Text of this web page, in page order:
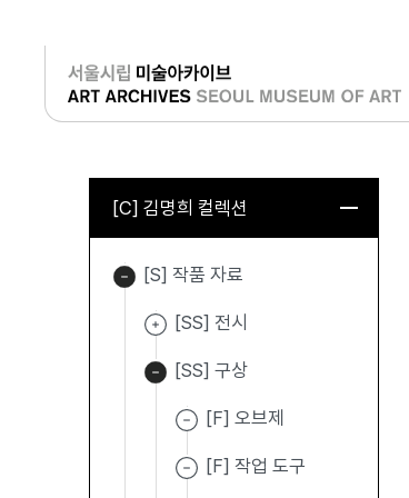
로그인
[C] 김명희 컬렉션
[S] 작품 자료
[SS] 전시
[SS] 구상
[F] 오브제
[F] 작업 도구